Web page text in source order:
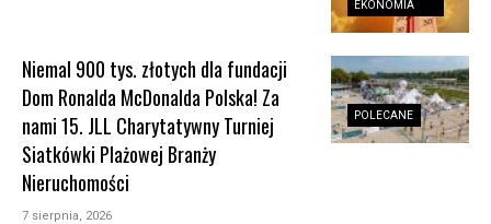
EKONOMIA
POLECANE
Niemal 900 tys. złotych dla fundacji
Dom Ronalda McDonalda Polska! Za
nami 15. JLL Charytatywny Turniej
Siatkówki Plażowej Branży
Nieruchomości
7 sierpnia, 2026